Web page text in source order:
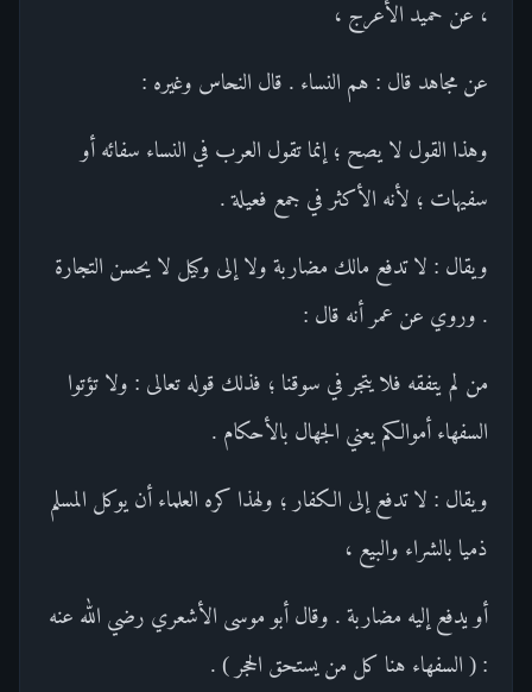
، عن حميد الأعرج ،
عن مجاهد قال : هم النساء . قال النحاس وغيره :
وهذا القول لا يصح ؛ إنما تقول العرب في النساء سفائه أو
سفيهات ؛ لأنه الأكثر في جمع فعيلة .
ويقال : لا تدفع مالك مضاربة ولا إلى وكيل لا يحسن التجارة
. وروي عن عمر أنه قال :
من لم يتفقه فلا يتجر في سوقنا ؛ فذلك قوله تعالى : ولا تؤتوا
السفهاء أموالكم يعني الجهال بالأحكام .
ويقال : لا تدفع إلى الكفار ؛ ولهذا كره العلماء أن يوكل المسلم
ذميا بالشراء والبيع ،
أو يدفع إليه مضاربة . وقال أبو موسى الأشعري رضي الله عنه
: ( السفهاء هنا كل من يستحق الحجر ) .